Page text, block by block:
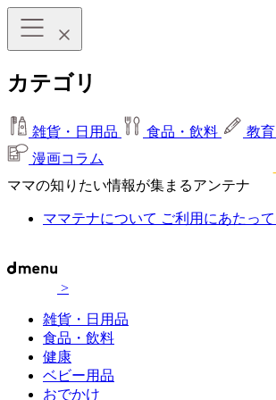
カテゴリ
雑貨・日用品 食品・飲料 教育
漫画コラム
ママの知りたい情報が集まるアンテナ
ママテナについて ご利用にあたって
>
雑貨・日用品
食品・飲料
健康
ベビー用品
おでかけ